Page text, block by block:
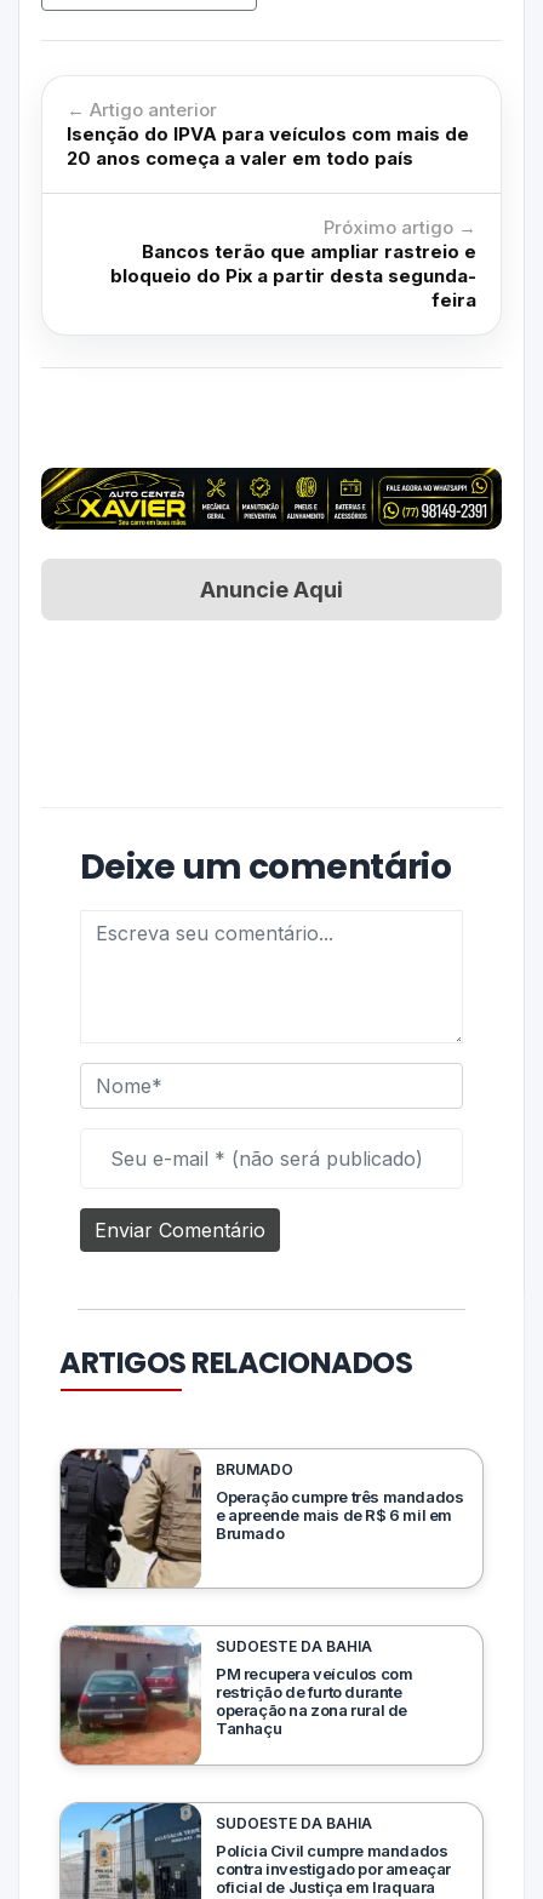
← Artigo anterior
Isenção do IPVA para veículos com mais de
20 anos começa a valer em todo país
Próximo artigo →
Bancos terão que ampliar rastreio e
bloqueio do Pix a partir desta segunda-
feira
Anuncie Aqui
Deixe um comentário
ARTIGOS RELACIONADOS
BRUMADO
Operação cumpre três mandados
e apreende mais de R$ 6 mil em
Brumado
SUDOESTE DA BAHIA
PM recupera veículos com
restrição de furto durante
operação na zona rural de
Tanhaçu
SUDOESTE DA BAHIA
Polícia Civil cumpre mandados
contra investigado por ameaçar
oficial de Justiça em Iraquara